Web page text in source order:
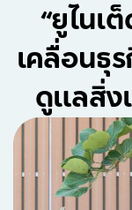
“ยูไนเ
เคลื่อนธุ
ดูแลสิ่ง